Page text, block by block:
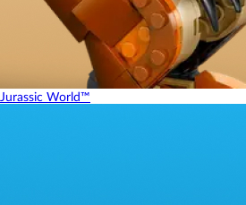
Jurassic World™